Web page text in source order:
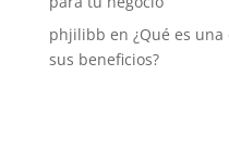
phjilibb en ¿Qué es
sus beneficios?